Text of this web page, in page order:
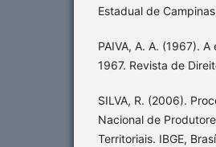
Estadual de
PAIVA, A. A. (1967).
1967. Revista de
SILVA, R. (2006).
Nacional de
Territoriais. IBGE,